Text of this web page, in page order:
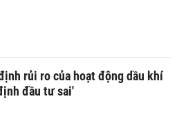
rủi ro của hoạt động dầu khí
đầu tư sai'